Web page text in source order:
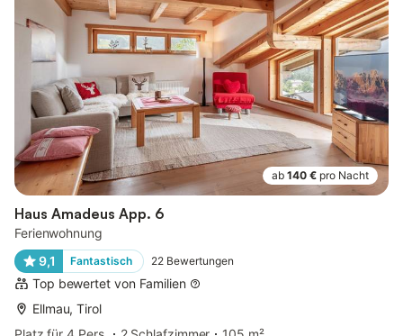
ab 140 € pro Nacht
Haus Amadeus App. 6
Ferienwohnung
9,1
Fantastisch 22 Bewertungen
Top bewertet von Familien
Ellmau, Tirol